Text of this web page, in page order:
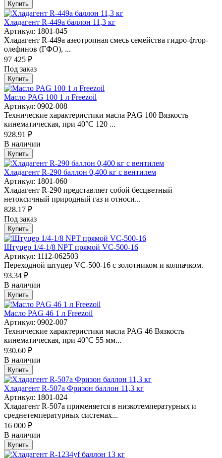
Купить
Хладагент R-449а баллон 11,3 кг
Артикул: 1801-045
Хладагент R-449а азеотропная смесь семейства гидро-фтор-
олефинoв (ГФO), ...
97 425 ₽
Под заказ
Купить
Масло PAG 100 1 л Freezoil
Артикул: 0902-008
Технические характеристики масла PAG 100 Вязкость
кинематическая, при 40°C 120 ...
928.91 ₽
В наличии
Купить
Хладагент R-290 баллон 0,400 кг с вентилем
Артикул: 1801-060
Хладагент R-290 представляет собой бесцветный
нетоксичный природный газ и относи...
828.17 ₽
Под заказ
Купить
Штуцер 1/4-1/8 NPT прямой VC-500-16
Артикул: 1112-062503
Переходной штуцер VC-500-16 с золотником и колпачком.
93.34 ₽
В наличии
Купить
Масло PAG 46 1 л Freezoil
Артикул: 0902-007
Технические характеристики масла PAG 46 Вязкость
кинематическая, при 40°C 55 мм...
930.60 ₽
В наличии
Купить
Хладагент R-507a Фризон баллон 11,3 кг
Артикул: 1801-024
Хладагент R-507a применяется в низкотемпературных и
среднетемпературных системах...
16 000 ₽
В наличии
Купить